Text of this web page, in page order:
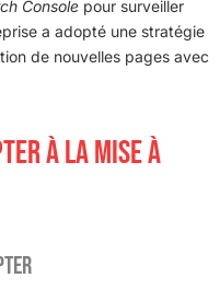
Console pour surveiller
a adopté une stratégie
de nouvelles pages avec
À LA MISE À